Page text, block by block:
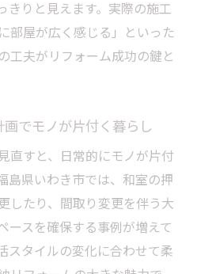
きりと見えます。実際の施工
部屋が広く感じる」といった
工夫がリフォーム成功の鍵と
画でモノが片付く暮らし
直すと、日常的にモノが片付
島県いわき市では、和室の押
したり、間取り変更を伴う大
ースを確保する事例が増えて
スタイルの変化に合わせて柔